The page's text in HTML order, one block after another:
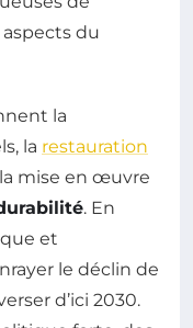
du
la
la restauration
mise en œuvre
. En
et
le déclin de
d’ici 2030.